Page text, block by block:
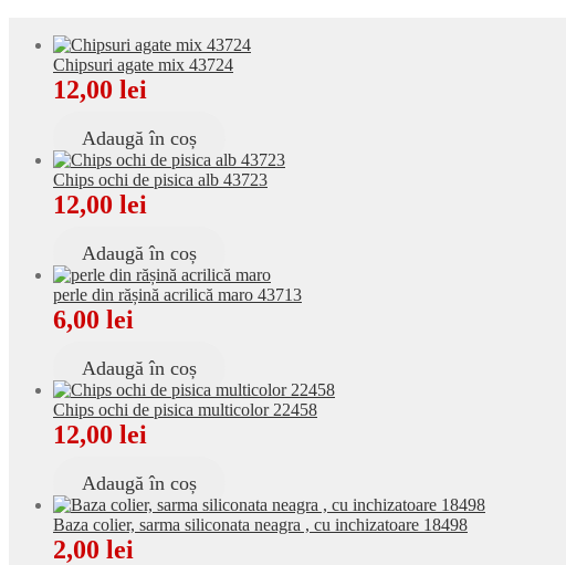
Chipsuri agate mix 43724
12,00 lei
Adaugă în coș
Chips ochi de pisica alb 43723
12,00 lei
Adaugă în coș
perle din rășină acrilică maro 43713
6,00 lei
Adaugă în coș
Chips ochi de pisica multicolor 22458
12,00 lei
Adaugă în coș
Baza colier, sarma siliconata neagra , cu inchizatoare 18498
2,00 lei